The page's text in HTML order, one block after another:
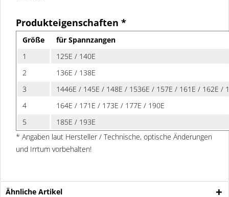
Produkteigenschaften *
Größe
für Spannzangen
1
125E / 140E
2
136E / 138E
3
1446E / 145E / 148E / 1536E / 157E / 161E / 162E /
4
164E / 171E / 173E / 177E / 190E
5
185E / 193E
* Angaben laut Hersteller / Technische, optische Änderungen
und Irrtum vorbehalten!
Ähnliche Artikel